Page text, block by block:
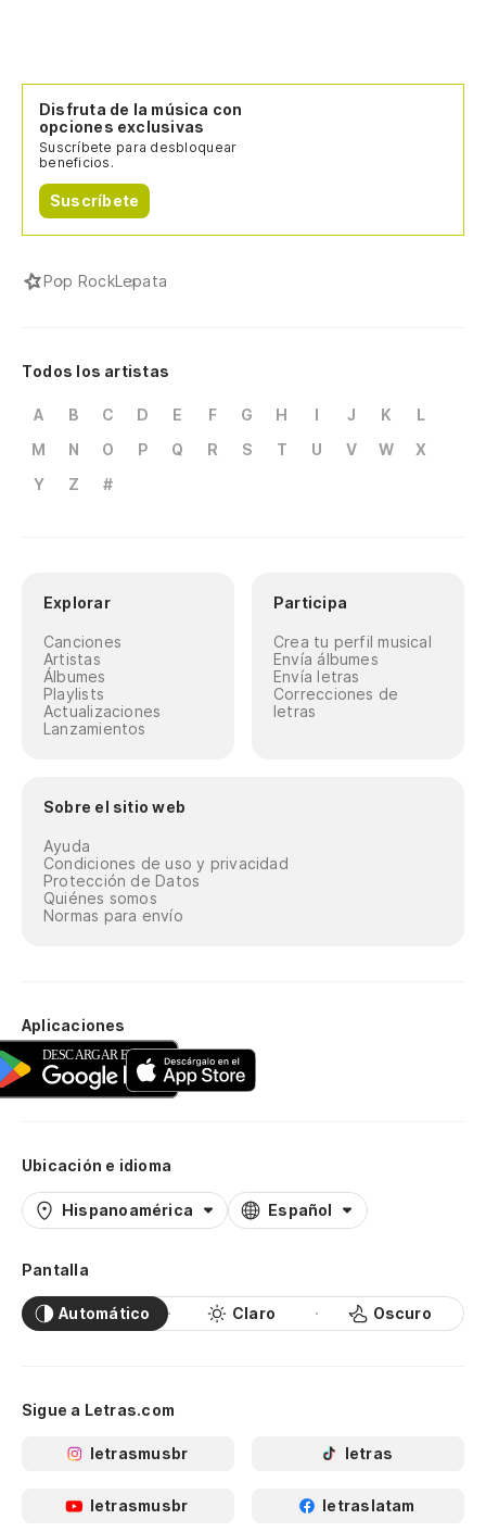
Disfruta de la música con
opciones exclusivas
Suscríbete para desbloquear
beneficios.
Suscríbete
Pop RockLepata
Todos los artistas
A B C D E F G H I J K
L
M
N O P Q R S T U V W
X
Y
Z #
Explorar
Canciones
Artistas
Álbumes
Playlists
Actualizaciones
Lanzamientos
Participa
Crea tu perfil musical
Envía álbumes
Envía letras
Correcciones de
letras
Sobre el sitio web
Ayuda
Condiciones de uso y privacidad
Protección de Datos
Quiénes somos
Normas para envío
Aplicaciones
Ubicación e idioma
Hispanoamérica Español
Pantalla
Automático Claro Oscuro
Sigue a Letras.com
letrasmusbr letras
letrasmusbr letraslatam